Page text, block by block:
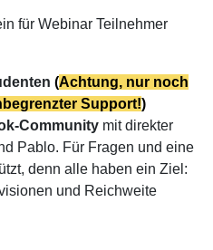
für Webinar Teilnehmer
(Achtung, nur noch
Support!)
Community mit direkter
Pablo. Für Fragen und eine
denn alle haben ein Ziel:
und Reichweite